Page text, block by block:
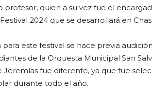
profesor, quien a su vez fue el
2024 que se desarrollará en
para este festival se hace previa
de la Orquesta Municipal San
Jeremías fue diferente, ya que fue
durante todo el año.